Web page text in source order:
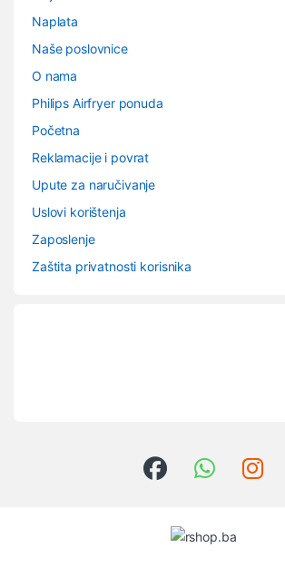
Naplata
Naše poslovnice
O nama
Philips Airfryer ponuda
Početna
Reklamacije i povrat
Upute za naručivanje
Uslovi korištenja
Zaposlenje
Zaštita privatnosti korisnika